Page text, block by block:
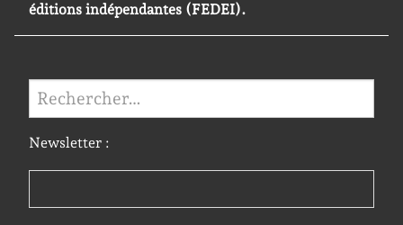
éditions indépendantes (FEDEI).
Rechercher :
Newsletter :